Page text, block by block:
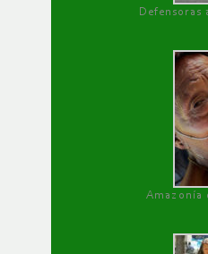
Defensoras
Amazonía